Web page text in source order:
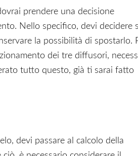
prendere una decisione
Nello specifico, devi decidere
la possibilità di spostarlo.
dei tre diffusori,
tutto questo, già ti sarai fatto
devi passare al calcolo della